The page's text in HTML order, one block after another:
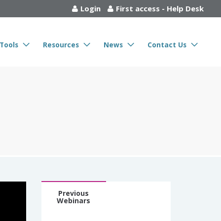
Login First access - Help Desk
Tools Resources News Contact Us
Previous
Webinars